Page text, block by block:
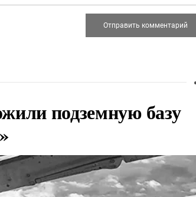
подземную базу